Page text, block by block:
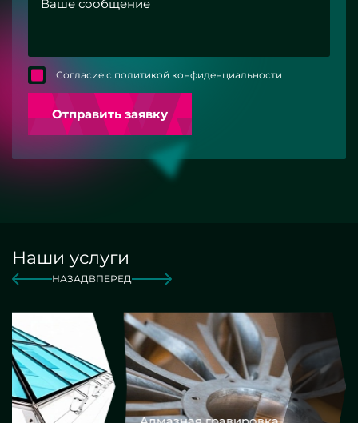
Согласие с политикой конфиденциальности
Отправить заявку
Наши услуги
НАЗАДВПЕРЕД